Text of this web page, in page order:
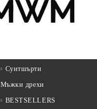
Суитшърти
Мъжки дрехи
BESTSELLERS